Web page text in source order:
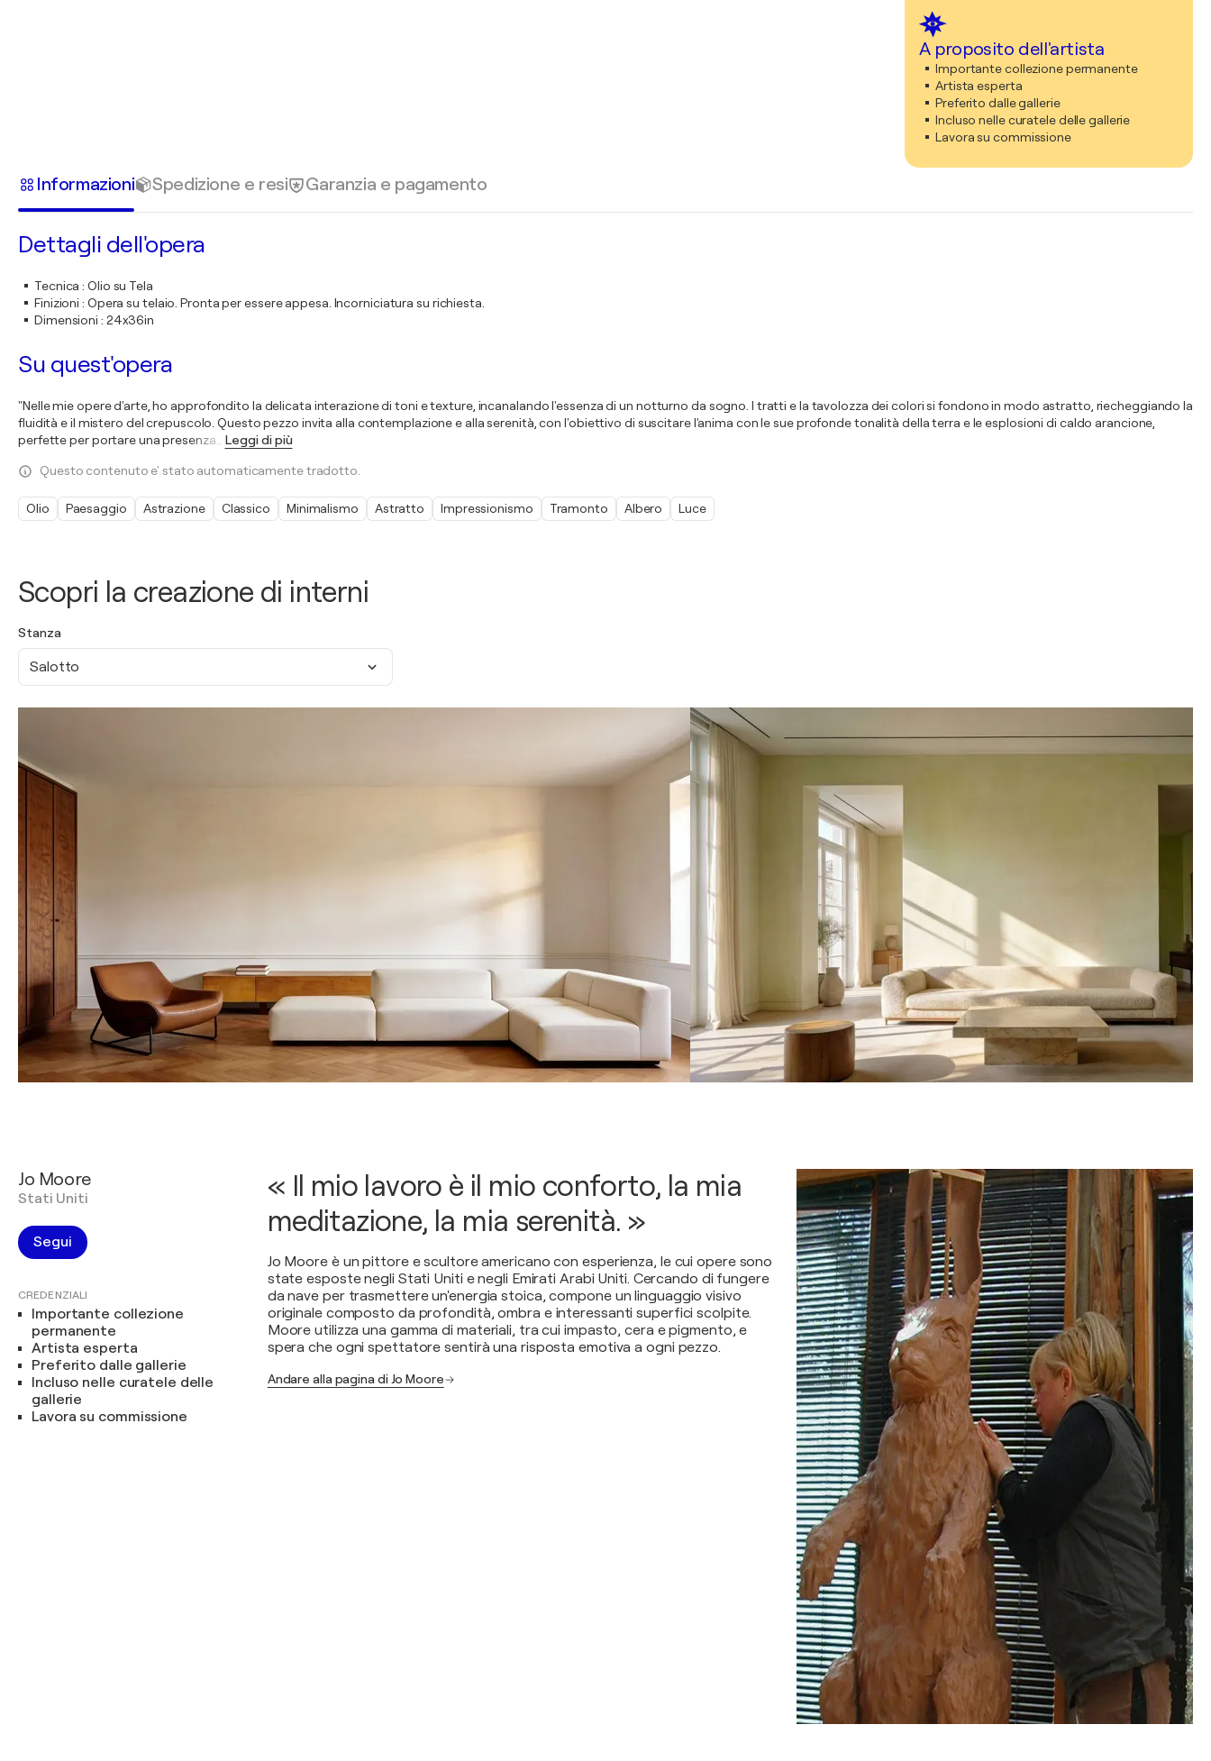
A proposito dell'artista
Importante collezione permanente
Artista esperta
Preferito dalle gallerie
Incluso nelle curatele delle gallerie
Lavora su commissione
Scopri la creazione di interni
Stanza
Salotto
Informazioni Spedizione e resi Garanzia e pagamento
Dettagli dell'opera
Tecnica :Olio su Tela
Finizioni : Opera su telaio. Pronta per essere appesa. Incorniciatura su richiesta.
Dimensioni : 24x36in
Su quest'opera
"Nelle mie opere d'arte, ho approfondito la delicata interazione di toni e texture, incanalando l'essenza di un notturno da sogno. I tratti e la tavolozza dei colori si fondono in modo astratto, riecheggiando la
fluidità e il mistero del crepuscolo. Questo pezzo invita alla contemplazione e alla serenità, con l'obiettivo di suscitare l'anima con le sue profonde tonalità della terra e le esplosioni di caldo arancione,
perfette per portare una presenza
Leggi di più
Questo contenuto e' stato automaticamente tradotto.
Olio Paesaggio Astrazione Classico Minimalismo Astratto Impressionismo Tramonto Albero Luce
Jo Moore
Stati Uniti
Segui
CREDENZIALI
Importante collezione
permanente
Artista esperta
Preferito dalle gallerie
Incluso nelle curatele delle
gallerie
Lavora su commissione
« Il mio lavoro è il mio conforto, la mia
meditazione, la mia serenità. »
Jo Moore è un pittore e scultore americano con esperienza, le cui opere sono
state esposte negli Stati Uniti e negli Emirati Arabi Uniti. Cercando di fungere
da nave per trasmettere un'energia stoica, compone un linguaggio visivo
originale composto da profondità, ombra e interessanti superfici scolpite.
Moore utilizza una gamma di materiali, tra cui impasto, cera e pigmento, e
spera che ogni spettatore sentirà una risposta emotiva a ogni pezzo.
Andare alla pagina di Jo Moore